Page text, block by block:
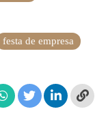
festa de empresa